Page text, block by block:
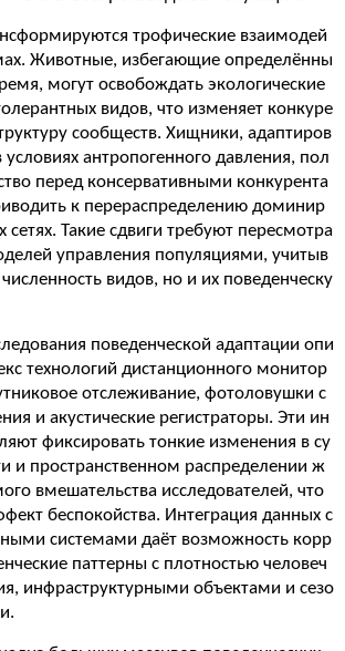
трофические взаимодей
Животные, избегающие определённы
могут освобождать экологические
видов, что изменяет конкуре
сообществ. Хищники, адаптиров
условиях антропогенного давления, пол
перед консервативными конкурента
к перераспределению доминир
Такие сдвиги требуют пересмотра
управления популяциями, учитыв
видов, но и их поведенческу
поведенческой адаптации опи
технологий дистанционного монитор
отслеживание, фотоловушки с
и акустические регистраторы. Эти ин
фиксировать тонкие изменения в су
и пространственном распределении ж
вмешательства исследователей, что
беспокойства. Интеграция данных с
системами даёт возможность корр
паттерны с плотностью человеч
инфраструктурными объектами и сезо